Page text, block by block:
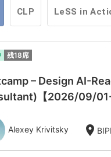
CLP LeSS in
残18席
– Design AI-
【2026/09/
Alexey Krivitsky location_on